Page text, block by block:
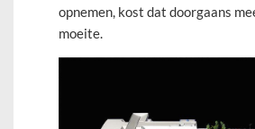
opnemen, kost dat doorgaans
moeite.